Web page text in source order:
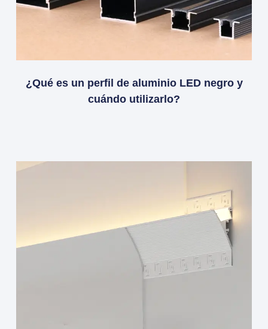
¿Qué es un perfil de aluminio LED negro y
cuándo utilizarlo?